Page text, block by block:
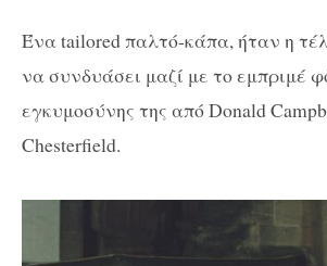
Ένα tailored παλτό-κάπα, ήταν η
να συνδυάσει μαζί με το εμπριμέ
εγκυμοσύνης της από Donald
Chesterfield.